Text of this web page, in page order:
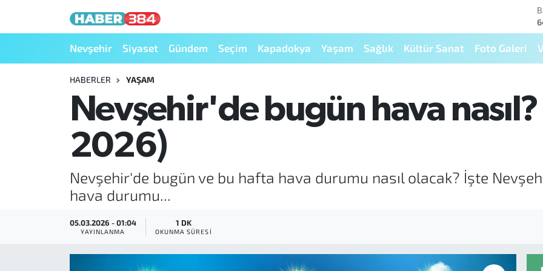
Nevşehir Siyaset Gündem Seçim Kapadokya Yaşam Sağlık Kültür Sanat Foto Galeri
HABERLER YAŞAM
Nevşehir'de bugün hava
2026)
Nevşehir'de bugün ve bu hafta hava durumu nasıl olacak? İşte
hava durumu...
05.03.2026 - 01:04
YAYINLANMA
1 DK
OKUNMA SÜRESI
Nöbetçi Eczaneler
Hava Durumu
Trafik Durumu
Süper Lig Puan Durumu ve Fikstür
Tüm Manşetler
Son Dakika Haberleri
Haber Arşivi